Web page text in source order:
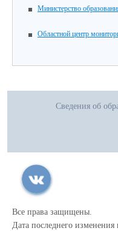
Министерство
Областной центр
Сведения об
Все права защищены.
Дата последнего изменения